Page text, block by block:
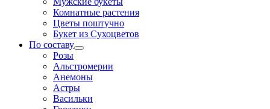
Комнатные растения
Цветы поштучно
Букет из Сухоцветов
По составу
Розы
Альстромерии
Анемоны
Астры
Васильки